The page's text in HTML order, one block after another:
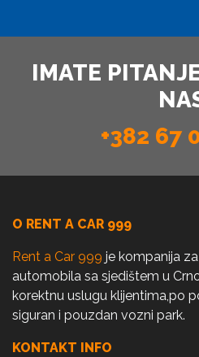
IMATE
+382 67
O RENT A CAR 999
Rent a Car 999 je kompanija
automobila sa sjedištem u
korektnu uslugu klijentima,po
siguran i pouzdan vozni park.
KONTAKT INFO